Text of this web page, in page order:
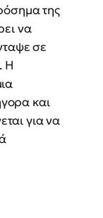
της
να
σε
Η
και
για να